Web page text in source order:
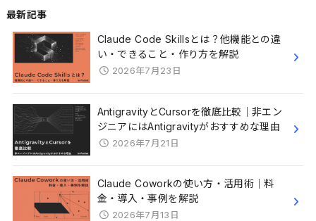
最新記事
Claude Code Skillsとは？他機能との違
い・できること・作り方を解説
2026年7月23日
AntigravityとCursorを徹底比較｜非エン
ジニアにはAntigravityがおすすめな理由
2026年7月21日
Claude Coworkの使い方・活用術｜料
金・導入・事例を解説
2026年7月13日